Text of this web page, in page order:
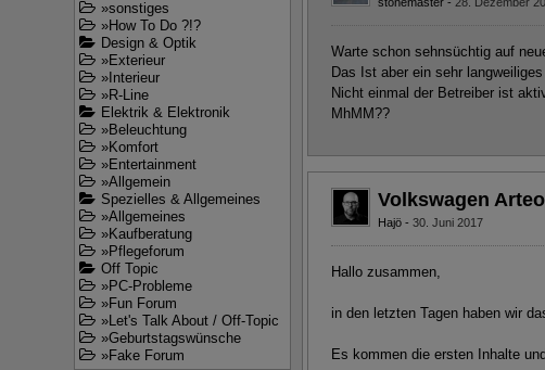
»sonstiges
»How To Do ?!?
Design & Optik
»Exterieur
»Interieur
»R-Line
Elektrik & Elektronik
»Beleuchtung
»Komfort
»Entertainment
»Allgemein
Spezielles & Allgemeines
»Allgemeines
»Kaufberatung
»Pflegeforum
Off Topic
»PC-Probleme
»Fun Forum
»Let's Talk About / Off-Topic
»Geburtstagswünsche
»Fake Forum
Warte schon sehnsüchtig auf
Das Ist aber ein sehr langweiliges
Nicht einmal der Betreiber ist
MhMM??
Volkswagen
Hajö 30. Juni 2017
Hallo zusammen,
in den letzten Tagen haben wir
Es kommen die ersten Inhalte